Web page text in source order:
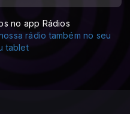
no app Rádios